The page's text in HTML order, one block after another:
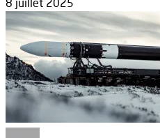
8 juillet 2025